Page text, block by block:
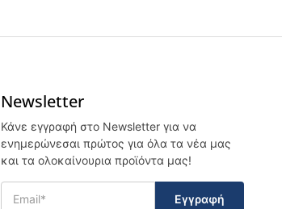
Newsletter
Κάνε εγγραφή στο Newsletter για να
ενημερώνεσαι πρώτος για όλα τα νέα μας
και τα ολοκαίνουρια προϊόντα μας!